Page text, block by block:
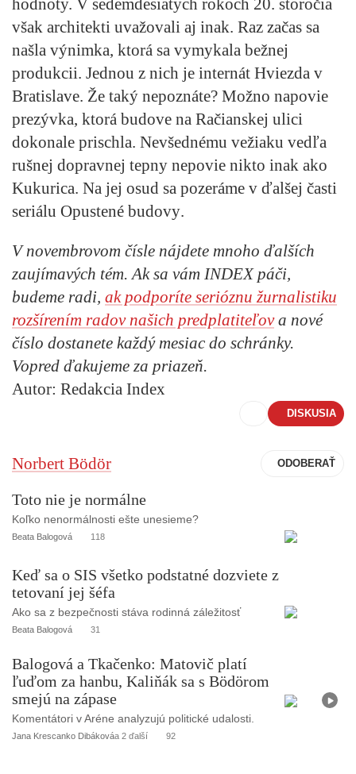
hodnoty. V sedemdesiatych rokoch 20. storočia
však architekti uvažovali aj inak. Raz začas sa
našla výnimka, ktorá sa vymykala bežnej
produkcii. Jednou z nich je internát Hviezda v
Bratislave. Že taký nepoznáte? Možno napovie
prezývka, ktorá budove na Račianskej ulici
dokonale prischla. Nevšednému vežiaku vedľa
rušnej dopravnej tepny nepovie nikto inak ako
Kukurica. Na jej osud sa pozeráme v ďalšej časti
seriálu Opustené budovy.
V novembrovom čísle nájdete mnoho ďalších
zaujímavých tém. Ak sa vám INDEX páči,
budeme radi, ak podporíte serióznu žurnalistiku
rozšírením radov našich predplatiteľova nové
číslo dostanete každý mesiac do schránky.
Vopred ďakujeme za priazeň.
Autor: Redakcia Index
DISKUSIA
Norbert Bödör
Toto nie je normálne
Koľko nenormálnosti ešte unesieme?
Beata Balogová 118
Keď sa o SIS všetko podstatné dozviete z
tetovaní jej šéfa
Ako sa z bezpečnosti stáva rodinná záležitosť
Beata Balogová 31
d
Balogová a Tkačenko: Matovič platí
ľuďom za hanbu, Kaliňák sa s Bödörom
smejú na zápase
Komentátori v Aréne analyzujú politické udalosti.
Jana Krescanko Dibákováa 2 ďalší 92